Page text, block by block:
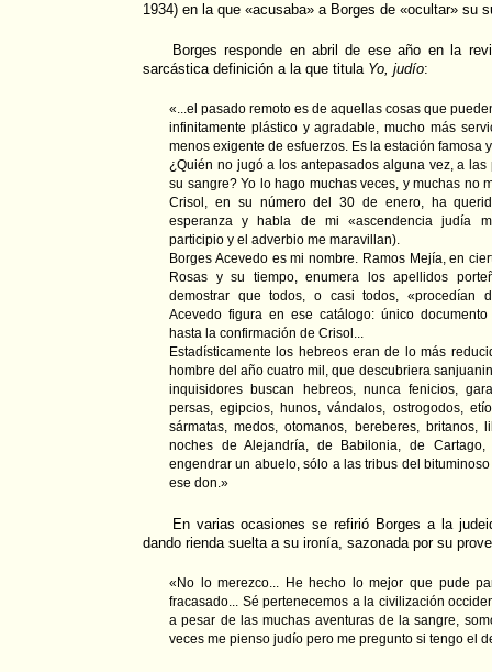
1934) en la que «acusaba» a Borges de «ocultar» su
Borges responde en abril de ese año en la
sarcástica definición a la que titula Yo, judío:
«...el pasado remoto es de aquellas cosas que
infinitamente plástico y agradable, mucho más
menos exigente de esfuerzos. Es la estación famosa
¿Quién no jugó a los antepasados alguna vez, a
su sangre? Yo lo hago muchas veces, y muchas no
Crisol, en su número del 30 de enero, ha
esperanza y habla de mi «ascendencia judía
participio y el adverbio me maravillan).
Borges Acevedo es mi nombre. Ramos Mejía, en
Rosas y su tiempo, enumera los apellidos
demostrar que todos, o casi todos, «procedían
Acevedo figura en ese catálogo: único
hasta la confirmación de Crisol...
Estadísticamente los hebreos eran de lo más
hombre del año cuatro mil, que descubriera
inquisidores buscan hebreos, nunca fenicios,
persas, egipcios, hunos, vándalos, ostrogodos,
sármatas, medos, otomanos, bereberes, britanos,
noches de Alejandría, de Babilonia, de
engendrar un abuelo, sólo a las tribus del
ese don.»
En varias ocasiones se refirió Borges a la
dando rienda suelta a su ironía, sazonada por su
«No lo merezco... He hecho lo mejor que pude
fracasado... Sé pertenecemos a la civilización
a pesar de las muchas aventuras de la sangre,
veces me pienso judío pero me pregunto si tengo el